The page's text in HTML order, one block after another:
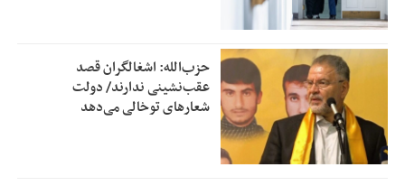
حزب‌الله: اشغالگران قصد
عقب‌نشینی ندارند/ دولت
شعارهای توخالی می‌‌دهد